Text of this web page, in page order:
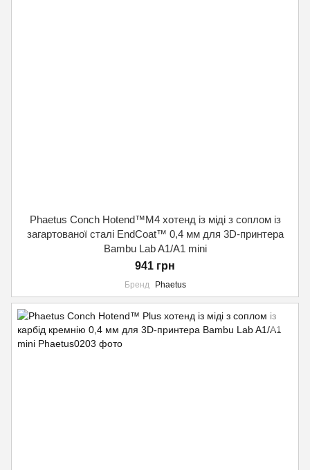
Phaetus Conch Hotend™M4 хотенд із міді з соплом із
загартованої сталі EndCoat™ 0,4 мм для 3D-принтера
Bambu Lab A1/A1 mini
941 грн
Бренд Phaetus